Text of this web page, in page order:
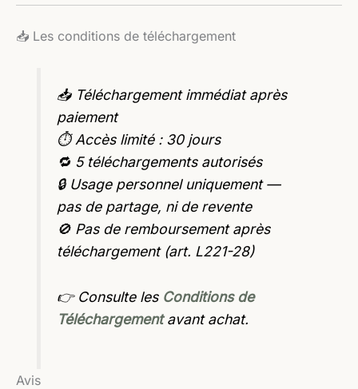
📥 Les conditions de téléchargement
📥 Téléchargement immédiat après
paiement
⏱️ Accès limité : 30 jours
🔁 5 téléchargements autorisés
🔒 Usage personnel uniquement —
pas de partage, ni de revente
🚫 Pas de remboursement après
téléchargement (art. L221-28)
👉 Consulte les Conditions de
Téléchargementavant achat.
Avis